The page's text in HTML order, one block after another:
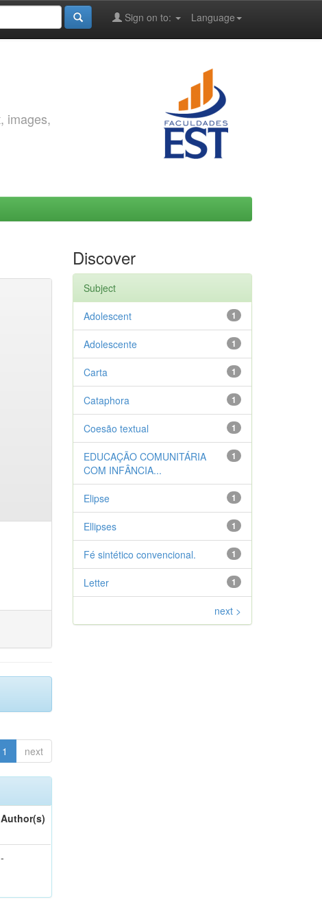
Language
Sign on to:
images,
1 next
Author(s)
-
Discover
Subject
1
Adolescent
1
Adolescente
1
Carta
1
Cataphora
1
Coesão textual
1
EDUCAÇÃO COMUNITÁRIA
COM INFÂNCIA...
1
Elipse
1
Ellipses
1
Fé sintético convencional.
1
Letter
next >